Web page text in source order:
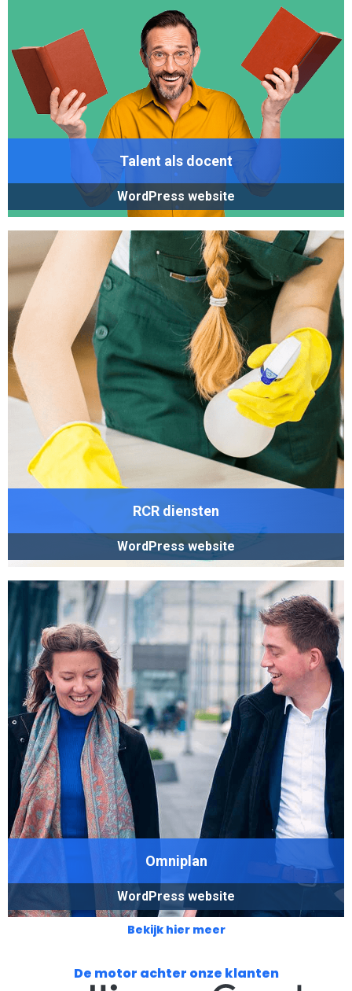
Talent als docent
WordPress website
RCR diensten
WordPress website
Omniplan
WordPress website
Bekijk hier meer
De motor achter onze klanten